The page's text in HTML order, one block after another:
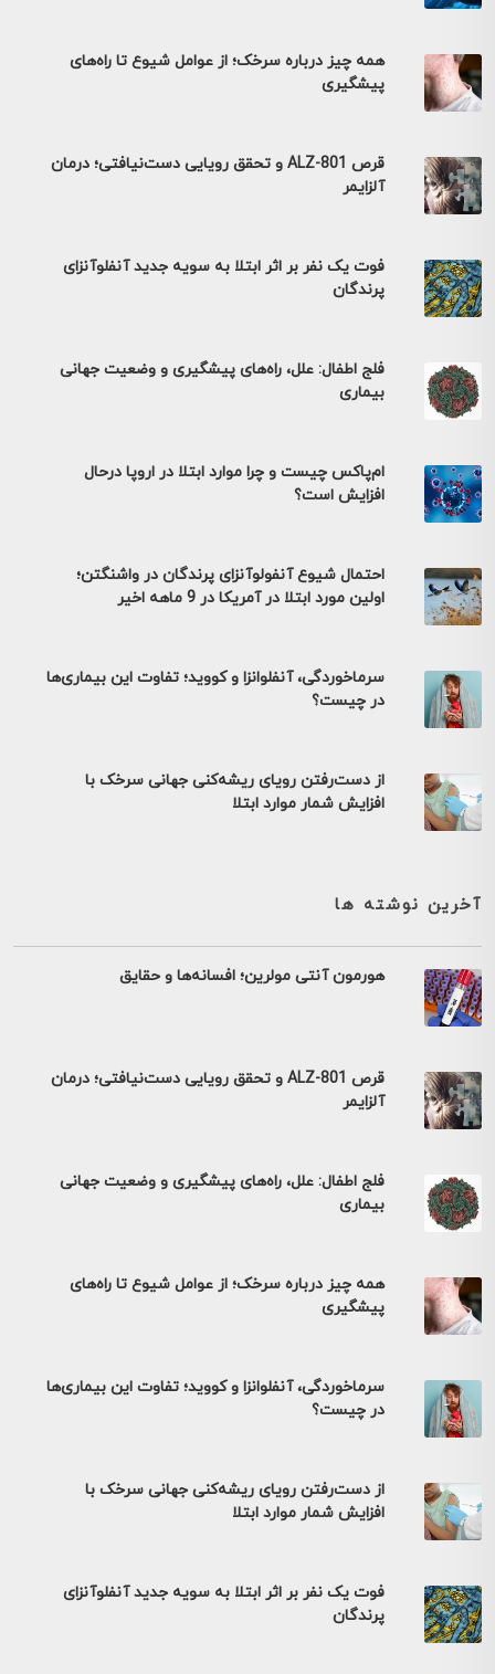
همه چیز درباره سرخک؛ از عوامل شیوع تا راه‌های
پیشگیری
قرص ALZ-801 و تحقق رویایی دست‌نیافتی؛ درمان
آلزایمر
فوت یک نفر بر اثر ابتلا به سویه جدید آنفلوآنزای
پرندگان
فلج اطفال: علل، راه‌های پیشگیری و وضعیت جهانی
بیماری
ام‌پاکس چیست و چرا موارد ابتلا در اروپا درحال
افزایش است؟
احتمال شیوع آنفولوآنزای پرندگان در واشنگتن؛
اولین مورد ابتلا در آمریکا در 9 ماهه اخیر
سرماخوردگی، آنفلوانزا و کووید؛ تفاوت این بیماری‌ها
در چیست؟
از دست‌رفتن رویای ریشه‌کنی جهانی سرخک با
افزایش شمار موارد ابتلا
آخرین نوشته ها
هورمون آنتی مولرین؛ افسانه‌ها و حقایق
قرص ALZ-801 و تحقق رویایی دست‌نیافتی؛ درمان
آلزایمر
فلج اطفال: علل، راه‌های پیشگیری و وضعیت جهانی
بیماری
همه چیز درباره سرخک؛ از عوامل شیوع تا راه‌های
پیشگیری
سرماخوردگی، آنفلوانزا و کووید؛ تفاوت این بیماری‌ها
در چیست؟
از دست‌رفتن رویای ریشه‌کنی جهانی سرخک با
افزایش شمار موارد ابتلا
فوت یک نفر بر اثر ابتلا به سویه جدید آنفلوآنزای
پرندگان